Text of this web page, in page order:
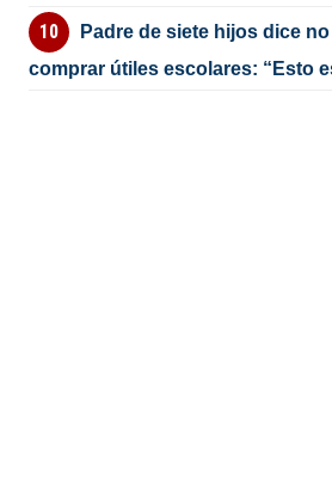
Padre de siete hijos dice
comprar útiles escolares: “Esto